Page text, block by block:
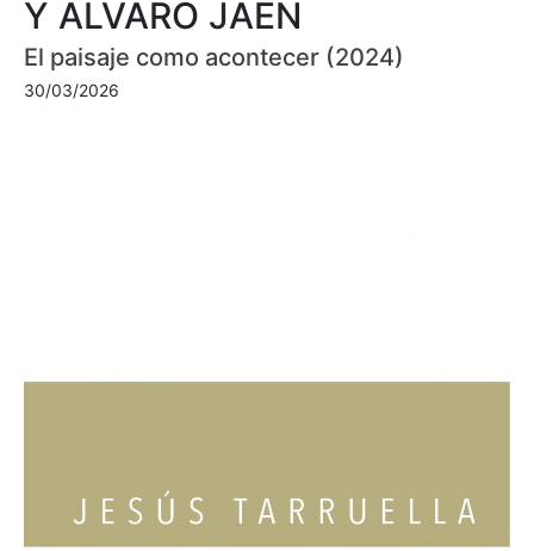
Y ÁLVARO JAÉN
El paisaje como acontecer (2024)
30/03/2026